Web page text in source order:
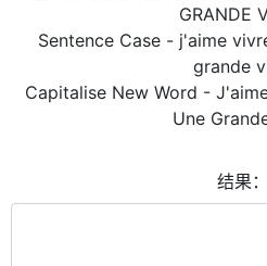
GRANDE
Sentence Case - j'aime
grande
Capitalise New Word -
Une
结果：